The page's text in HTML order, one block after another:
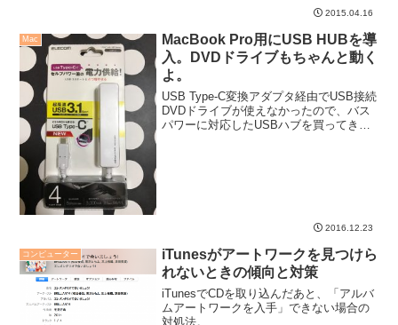
2015.04.16
Mac
MacBook Pro用にUSB HUBを導
入。DVDドライブもちゃんと動く
よ。
USB Type-C変換アダプタ経由でUSB接続
DVDドライブが使えなかったので、バス
パワーに対応したUSBハブを買ってきま
2016.12.23
コンピューター
iTunesがアートワークを見つけら
れないときの傾向と対策
iTunesでCDを取り込んだあと、「アルバ
ムアートワークを入手」できない場合の
対処法。